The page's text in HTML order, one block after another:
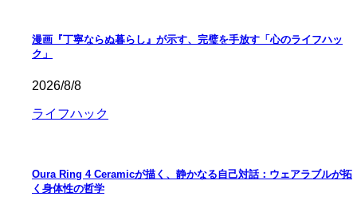
漫画『丁寧ならぬ暮らし』が示す、完璧を手放す「心のライフハッ
ク」
2026/8/8
ライフハック
Oura Ring 4 Ceramicが描く、静かなる自己対話：ウェアラブルが拓
く身体性の哲学